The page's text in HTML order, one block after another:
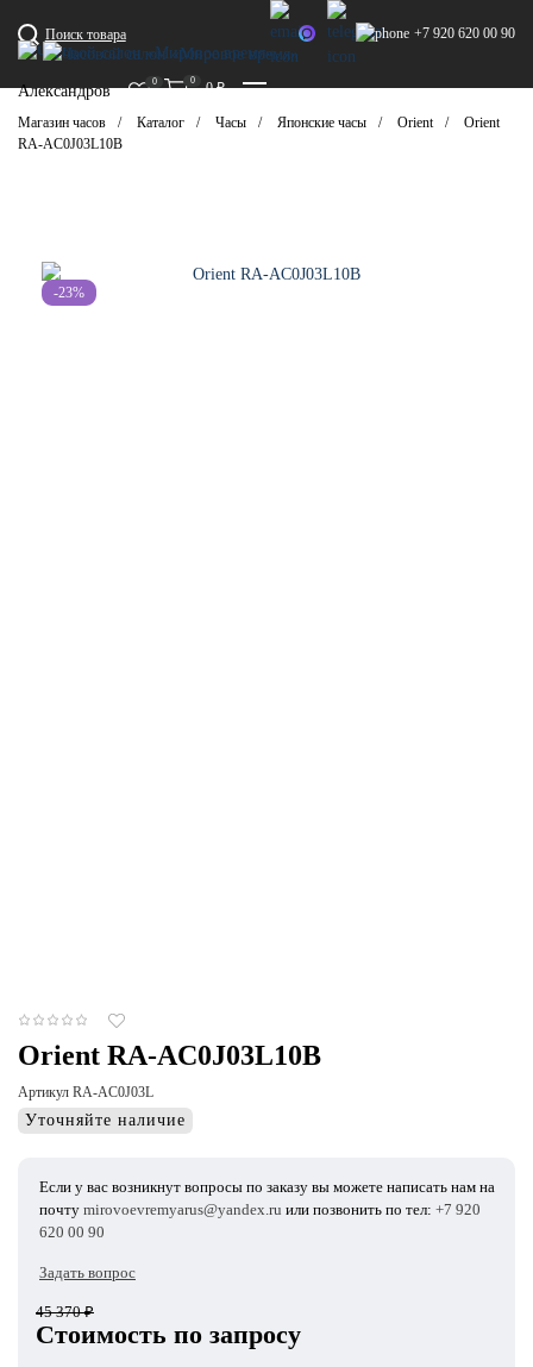
Поиск товара +7 920 620 00 90
Александров
0 0 0 ₽
Магазин часов Каталог Часы Японские часы Orient
Orient
RA-AC0J03L10B
-23%
Orient RA-AC0J03L10B
Артикул RA-AC0J03L
Уточняйте наличие
Если у вас возникнут вопросы по заказу вы можете написать нам на
почту mirovoevremyarus@yandex.ru или позвонить по тел: +7 920
620 00 90
Задать вопрос
45 370₽
Стоимость по запросу